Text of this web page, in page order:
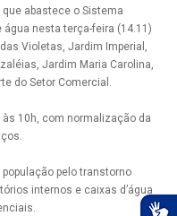
abastece o Sistema
água nesta terça-feira (14.11)
Violetas, Jardim Imperial,
Jardim Maria Carolina,
do Setor Comercial.
10h, com normalização da
pelo transtorno
internos e caixas d’água